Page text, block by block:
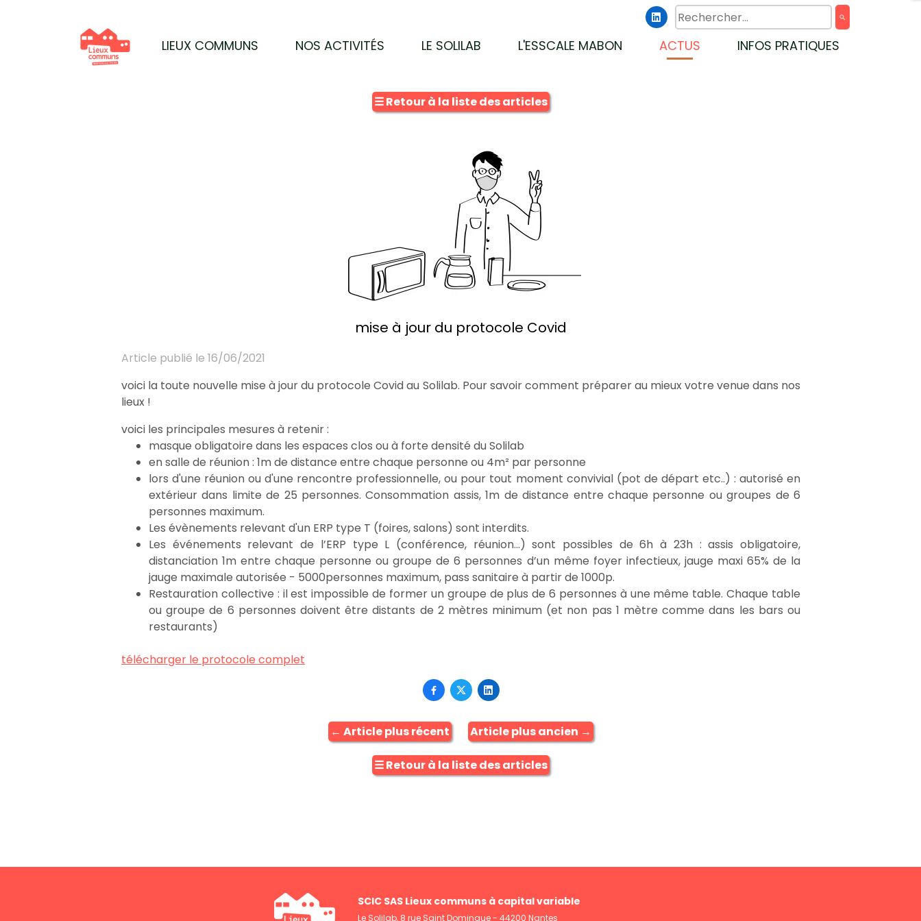
LIEUX COMMUNS NOS ACTIVITÉS LE SOLILAB L'ESSCALE MABON ACTUS INFOS PRATIQUES
SCIC SAS Lieux communs à capital variable
Le Solilab, 8 rue Saint Domingue - 44200 Nantes
 search
☰Retour à la liste des articles
mise à jour du protocole Covid
Article publié le 16/06/2021
voici la toute nouvelle mise à jour du protocole Covid au Solilab. Pour savoir comment préparer au mieux votre venue dans nos
lieux !
voici les principales mesures à retenir :
masque obligatoire dans les espaces clos ou à forte densité du Solilab
en salle de réunion : 1m de distance entre chaque personne ou 4m² par personne
lors d'une réunion ou d'une rencontre professionnelle, ou pour tout moment convivial (pot de départ etc..) : autorisé en
extérieur dans limite de 25 personnes. Consommation assis, 1m de distance entre chaque personne ou groupes de 6
personnes maximum.
Les évènements relevant d'un ERP type T (foires, salons) sont interdits.
Les événements relevant de l’ERP type L (conférence, réunion…) sont possibles de 6h à 23h : assis obligatoire,
distanciation 1m entre chaque personne ou groupe de 6 personnes d’un même foyer infectieux, jauge maxi 65% de la
jauge maximale autorisée - 5000personnes maximum, pass sanitaire à partir de 1000p.
Restauration collective : il est impossible de former un groupe de plus de 6 personnes à une même table. Chaque table
ou groupe de 6 personnes doivent être distants de 2 mètres minimum (et non pas 1 mètre comme dans les bars ou
restaurants)
télécharger le protocole complet
  
← Article plus récent Article plus ancien →
☰Retour à la liste des articles